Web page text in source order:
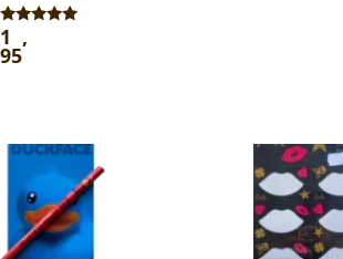
Gewaardeerd
5.00
uit 5
1 ,
95